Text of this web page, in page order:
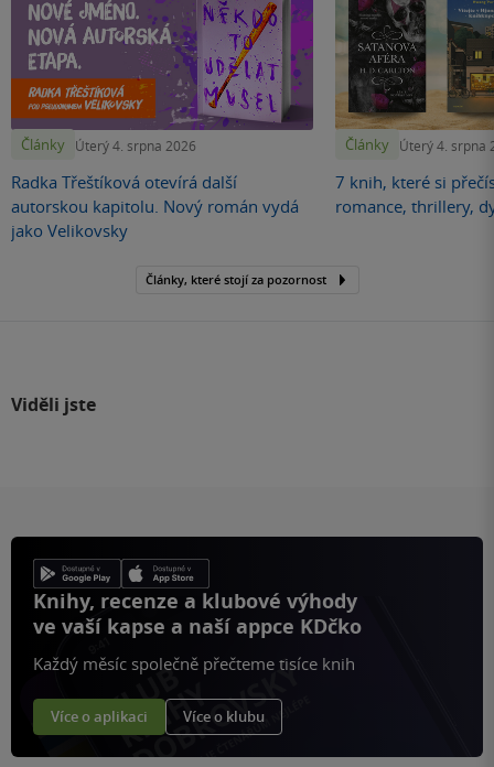
Články Úterý 4. srpna 2026
Radka Třeštíková otevírá další
autorskou kapitolu. Nový román vydá
jako Velikovsky
Články Úterý 4. srpna
7 knih, které si
romance, thrillery,
Články, které stojí za pozornost
Viděli jste
Knihy, recenze a klubové výhody
ve vaší kapse a naší appce KDčko
Každý měsíc společně přečteme tisíce knih
Více o aplikaci Více o klubu